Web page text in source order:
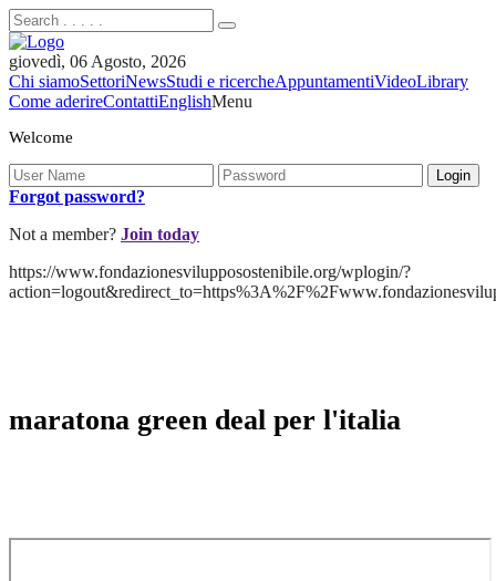
giovedì, 06 Agosto, 2026
Chi siamoSettoriNewsStudi e ricercheAppuntamentiVideoLibrary
Come aderireContattiEnglishMenu
Welcome
Forgot password?
Not a member? Join today
https://www.fondazionesvilupposostenibile.org/wplogin/?
maratona green deal per l'italia